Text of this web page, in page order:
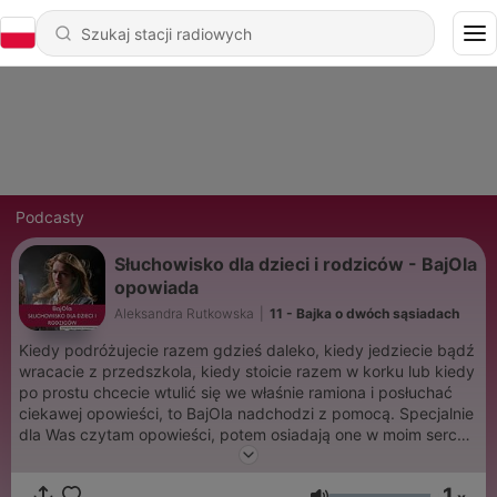
Podcasty
Słuchowisko dla dzieci i rodziców - BajOla
opowiada
Aleksandra Rutkowska 11 - Bajka o dwóch sąsiadach
Kiedy podróżujecie razem gdzieś daleko, kiedy jedziecie bądź
wracacie z przedszkola, kiedy stoicie razem w korku lub kiedy
po prostu chcecie wtulić się we właśnie ramiona i posłuchać
ciekawej opowieści, to BajOla nadchodzi z pomocą. Specjalnie
dla Was czytam opowieści, potem osiadają one w moim sercu
a następnie oddaje je Wam w formie opowiadania własnymi